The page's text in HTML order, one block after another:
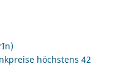
höchstens 42